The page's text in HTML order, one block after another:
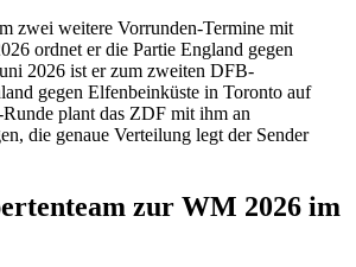
zwei weitere Vorrunden-Termine mit
ordnet er die Partie England gegen
2026 ist er zum zweiten DFB-
gegen Elfenbeinküste in Toronto auf
plant das ZDF mit ihm an
die genaue Verteilung legt der Sender
zur WM 2026 im